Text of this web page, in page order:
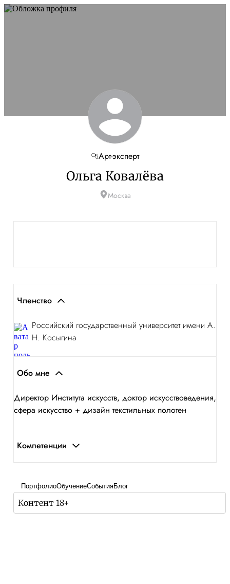
Арт-эксперт
Ольга Ковалёва
Москва
Членство
Российский государственный университет имени А.
Н. Косыгина
Обо мне
Директор Института искусств, доктор искусствоведения,
сфера искусство + дизайн текстильных полотен
Компетенции
ПортфолиоОбучениеСобытияБлог
Контент 18+